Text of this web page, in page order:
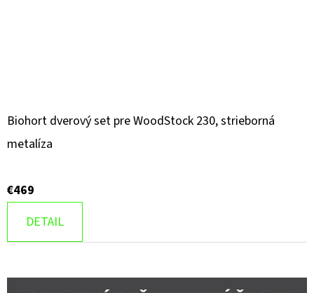
Biohort dverový set pre WoodStock 230, strieborná
metalíza
€469
DETAIL